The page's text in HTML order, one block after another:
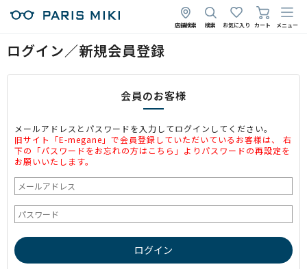
店舗検索 検索 お気に入り カート メニュー
ログイン／新規会員登録
会員のお客様
メールアドレスとパスワードを入力してログインしてください。
旧サイト「E-megane」で会員登録していただいているお客様は、 右
下の「パスワードをお忘れの方はこちら」よりパスワードの再設定を
お願いいたします。